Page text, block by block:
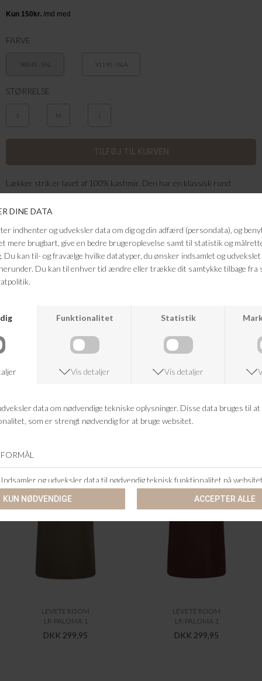
FARVE
98845 - FAL 91195 - ISLA
STØRRELSE
S M L
Lækker strik er lavet af 100% kashmir. Den har en klassisk rund
halsudskæring og en behagelig, afslappet pasform. Sæt den sammen
med skræddersyede bukser eller jeans for et elegant look
Farve: brun nuance
Kvalitet: 100% Cashme
FRAGTFRI LEVERING
14 DAGES RETURRET
KUNDESERVICE
+46 86 60 21 22
ANDRE KØBTE OGSÅ
LEVETÉ ROOM
LR-PALOMA 1
DKK 299,95
LEVETÉ ROOM
LR-PALOMA 1
DKK 299,95